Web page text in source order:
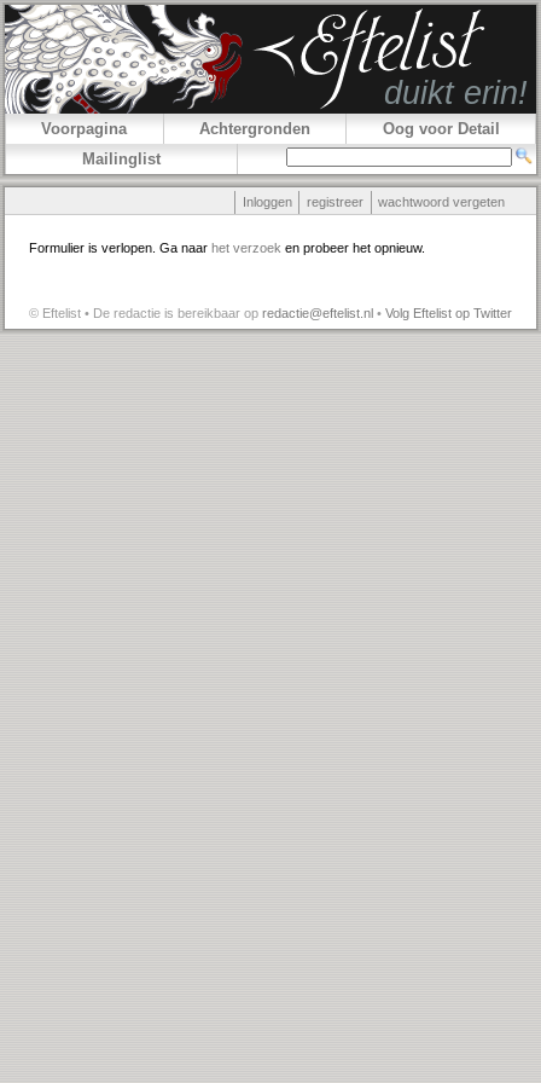
Voorpagina Achtergronden
Oog voor Detail
Mailinglist
Inloggen registreer wachtwoord vergeten
Formulier is verlopen. Ga naar het verzoek en probeer het opnieuw.
© Eftelist • De redactie is bereikbaar op redactie@eftelist.nl • Volg Eftelist op Twitter